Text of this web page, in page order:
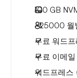
100 GB
~25000 월
무료 워드
무료 이메일
워드프레스